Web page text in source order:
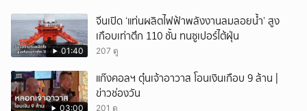
01:40
จีนเปิด ‘แท่นผลิตไฟฟ้าพลังงานลมลอยน้ำ’ สูง
เกือบเท่าตึก 110 ชั้น ทนซูเปอร์ไต้ฝุ่น
207 ดู
03:00
แก๊งคอลฯ ตุ๋นเจ้าอาวาส โอนเงินเกือบ 9 ล้าน |
ข่าวช่องวัน
201 ดู